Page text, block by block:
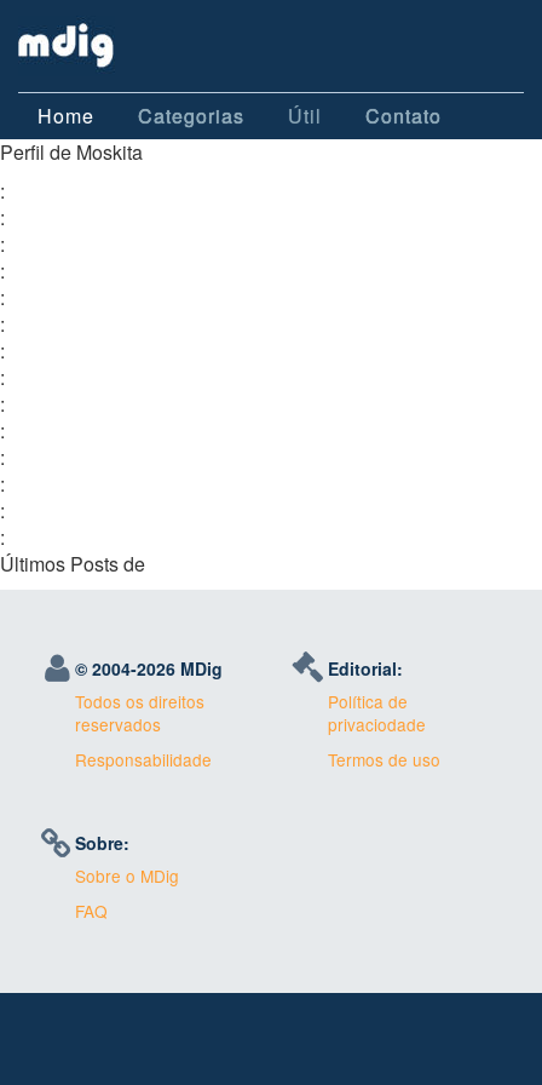
Home Categorias Útil
Contato
Perfil de Moskita
:
:
:
:
:
:
:
:
:
:
:
:
:
:
Últimos Posts de
© 2004-2026 MDig
Todos os direitos
reservados
Responsabilidade
Editorial:
Política de
privaciodade
Termos de uso
Sobre:
Sobre o MDig
FAQ